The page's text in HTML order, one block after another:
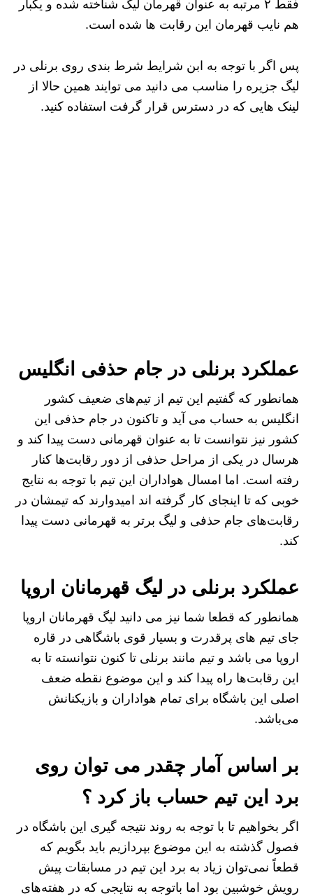
فقط ۲ مرتبه به عنوان قهرمان لیگ شناخته شده و یکبار
هم نایب قهرمان این رقابت ها شده است.
پس اگر با توجه به ابن شرایط شرط بندی روی برنلی در
لیگ جزیره را مناسب می دانید می توایند همین حالا از
لینک هایی که در دسترس قرار گرفت استفاده کنید.
عملکرد برنلی در جام حذفی انگلیس
همانطور که گفتیم این تیم از تیم‌های ضعیف کشور
انگلیس به حساب می آید و تاکنون در جام حذفی این
کشور نیز نتوانست تا به عنوان قهرمانی دست پیدا کند و
هرسال در یکی از مراحل حذفی از دور رقابت‌ها کنار
رفته است. اما امسال هواداران این تیم با توجه به نتایج
خوبی که تا اینجای کار گرفته اند امیدوارند که تیمشان در
رقابت‌های جام حذفی و لیگ برتر به قهرمانی دست پیدا
کند.
عملکرد برنلی در لیگ قهرمانان اروپا
همانطور که قطعا شما نیز می دانید لیگ قهرمانان اروپا
جای تیم های پرقدرت و بسیار قوی باشگاهی در قاره
اروپا می باشد و تیم مانند برنلی تا کنون نتوانسته تا به
این رقابت‌ها راه پیدا کند و این موضوع نقطه ضعف
اصلی این باشگاه برای تمام هواداران و بازیکنانش
می‌باشد.
بر اساس آمار چقدر می توان روی
برد این تیم حساب باز کرد ؟
اگر بخواهیم تا با توجه به روند نتیجه گیری این باشگاه در
فصول گذشته به این موضوع بپردازیم باید بگویم که
قطعاً نمی‌توان زیاد به برد این تیم در مسابقات پیش
رویش خوشبین بود اما باتوجه به نتایجی که در هفته‌های